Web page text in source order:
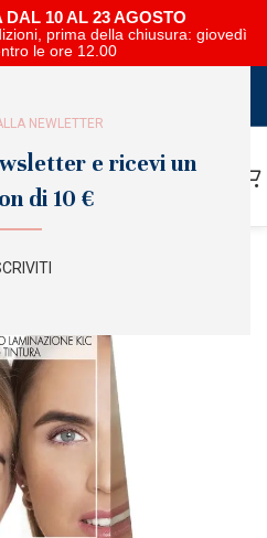
NEWLETTER
e ricevi un
di 10 €
DAL 10 AL 23 AGOSTO
prima della chiusura: giovedì
le ore 12.00